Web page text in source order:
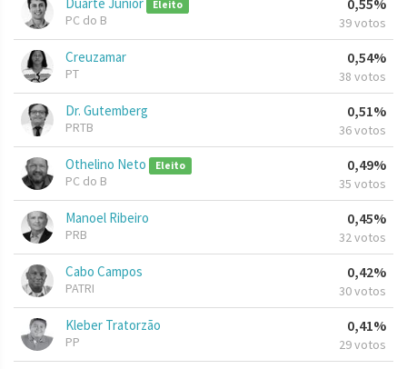
Eleito
PC do B
0,55%
39 votos
Creuzamar
PT
0,54%
38 votos
Dr. Gutemberg
PRTB
0,51%
36 votos
Othelino Neto Eleito
PC do B
0,49%
35 votos
Manoel Ribeiro
PRB
0,45%
32 votos
Cabo Campos
PATRI
0,42%
30 votos
Kleber Tratorzão
PP
0,41%
29 votos